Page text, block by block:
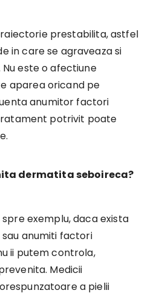
prestabilita, astfel
in care se agraveaza si
este o afectiune
aparea oricand pe
anumitor factori
potrivit poate
dermatita seboireca?
exemplu, daca exista
anumiti factori
ii putem controla,
Medicii
a pielii